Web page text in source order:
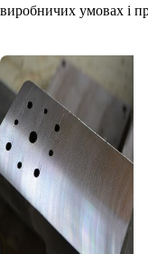
виробничих умовах і